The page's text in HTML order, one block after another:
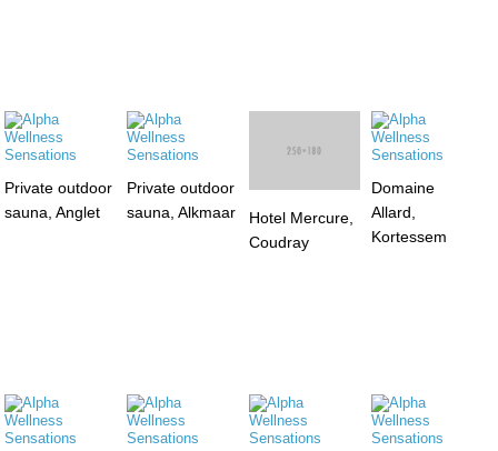
Private outdoor
sauna, Anglet
Private outdoor
sauna, Alkmaar
Hotel Mercure,
Coudray
Domaine
Allard,
Kortessem